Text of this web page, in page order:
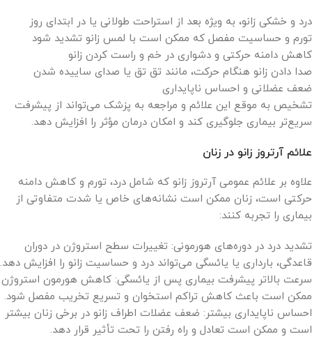
درد و خشکی زانو، به ویژه بعد از استراحت طولانی یا در ابتدای روز
تورم و حساسیت مفصل که ممکن است با لمس زانو تشدید شود
کاهش دامنه حرکتی و دشواری در خم و راست کردن زانو
صدا دادن زانو هنگام حرکت، مانند تق تق یا صدای ساییده شدن
ضعف عضلانی و احساس ناپایداری
تشخیص به موقع این علائم و مراجعه به پزشک می‌تواند از پیشرفت
سریع‌تر بیماری جلوگیری کند و امکان درمان مؤثر را افزایش دهد.
علائم آرتروز زانو در زنان
علاوه بر علائم عمومی آرتروز زانو که شامل درد، تورم و کاهش دامنه
حرکتی است، زنان ممکن است نشانه‌های خاص یا شدت متفاوتی از
بیماری را تجربه کنند:
تشدید درد در دوره‌های هورمونی: تغییرات سطح استروژن در دوران
قاعدگی، بارداری یا یائسگی می‌تواند درد و حساسیت زانو را افزایش دهد.
سرعت بالاتر پیشرفت بیماری پس از یائسگی: کاهش هورمون استروژن
ممکن است باعث کاهش تراکم استخوان و تسریع تخریب مفصل شود.
احساس ناپایداری بیشتر: ضعف عضلات اطراف زانو در برخی زنان بیشتر
است و ممکن است تعادل و راه رفتن را تحت تأثیر قرار دهد.